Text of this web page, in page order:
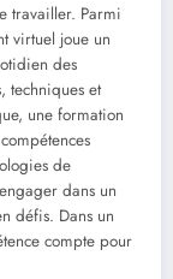
travailler. Parmi
virtuel joue un
des
techniques et
une formation
de
dans un
défis. Dans un
compte pour